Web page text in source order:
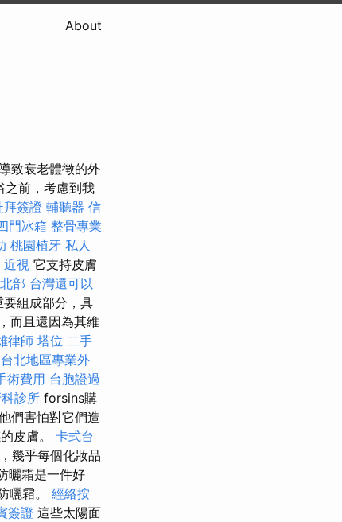
About
致衰老體徵的外
之前，考慮到我
拜簽證 輔聽器 信
門冰箱 整骨專業
桃園植牙 私人
近視 它支持皮膚
部 台灣還可以
組成部分，具
而且還因為其維
律師 塔位 二手
台北地區專業外
術費用 台胞證過
診所 forsins購
們害怕對它們造
皮膚。 卡式台
幾乎每個化妝品
曬霜是一件好
曬霜。 經絡按
簽證 這些太陽面